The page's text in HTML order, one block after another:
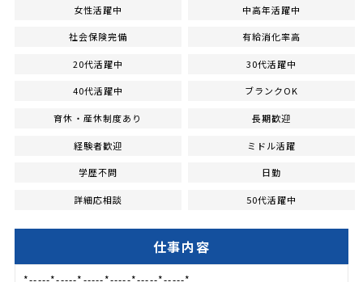
女性活躍中 中高年活躍中
社会保険完備 有給消化率高
20代活躍中 30代活躍中
40代活躍中 ブランクOK
育休・産休制度あり 長期歓迎
経験者歓迎 ミドル活躍
学歴不問 日勤
詳細応相談 50代活躍中
仕事内容